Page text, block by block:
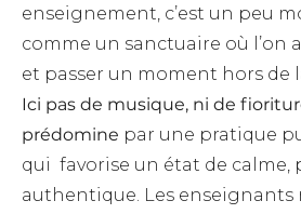
enseignement, c’est un peu
comme un sanctuaire où l’on
et passer un moment hors de
Ici pas de musique, ni de
prédomine par une pratique
qui favorise un état de calme,
authentique. Les enseignants